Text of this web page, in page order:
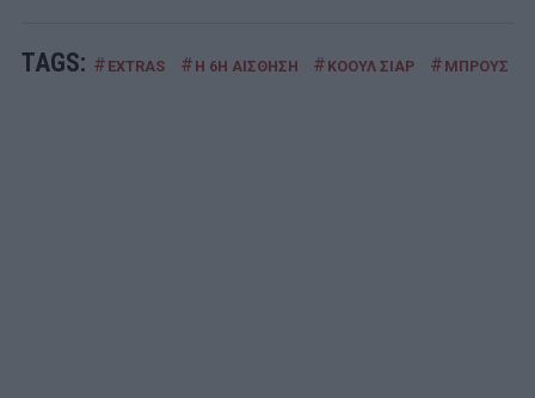
TAGS: # EXTRAS # Η 6Η ΑΙΣΘΗΣΗ # ΚΟΟΥΛ ΣΙΑΡ # ΜΠΡΟΥΣ